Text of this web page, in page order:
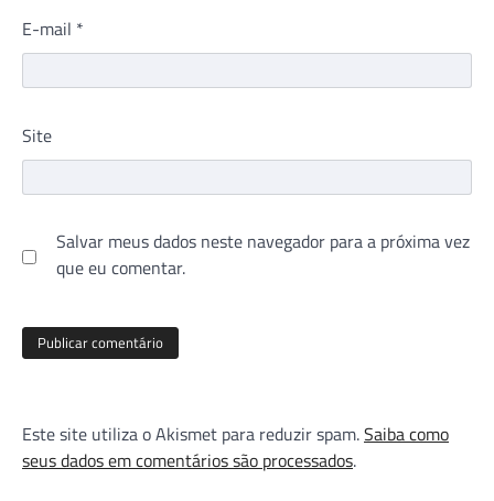
E-mail *
Site
Salvar meus dados neste navegador para a próxima vez
que eu comentar.
Este site utiliza o Akismet para reduzir spam.Saiba como
seus dados em comentários são processados.